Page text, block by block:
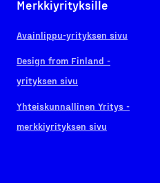
Merkkiyrityksille
Avainlippu-yrityksen sivu
Design from Finland -
yrityksen sivu
Yhteiskunnallinen Yritys -
merkkiyrityksen sivu